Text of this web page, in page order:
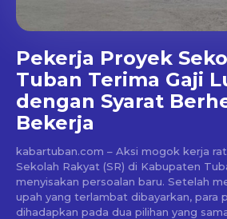
Pekerja Proyek
Tuban Terima Gaji
dengan Syarat
Bekerja
kabartuban.com – Aksi mogok kerja
Sekolah Rakyat (SR) di Kabupaten
menyisakan persoalan baru. Setelah
upah yang terlambat dibayarkan, para
dihadapkan pada dua pilihan yang